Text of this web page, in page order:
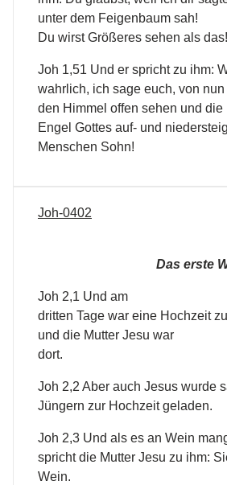
unter dem Feigenbaum sah!
Du wirst Größeres sehen als das!
Joh 1,51 Und er spricht zu ihm:
wahrlich, ich sage euch, von
den Himmel offen sehen und die
Engel Gottes auf- und
Menschen Sohn!
Joh-0402
Das erste
Joh 2,1 Und am
dritten Tage war eine Hochzeit
und die Mutter Jesu war
dort.
Joh 2,2 Aber auch Jesus wurde
Jüngern zur Hochzeit geladen.
Joh 2,3 Und als es an Wein
spricht die Mutter Jesu zu ihm:
Wein.